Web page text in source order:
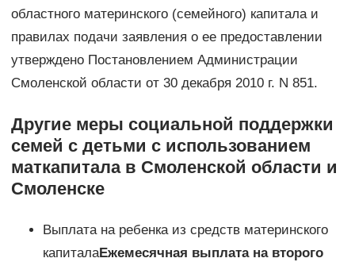
областного материнского (семейного) капитала и
правилах подачи заявления о ее предоставлении
утверждено Постановлением Администрации
Смоленской области от 30 декабря 2010 г. N 851.
Другие меры социальной поддержки
семей с детьми с использованием
маткапитала в Смоленской области и
Смоленске
Выплата на ребенка из средств материнского
капиталаЕжемесячная выплата на второго